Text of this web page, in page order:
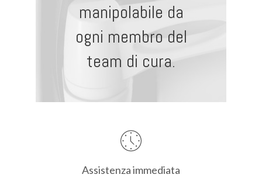
manipolabile da
ogni membro del
team di cura.
Assistenza immediata